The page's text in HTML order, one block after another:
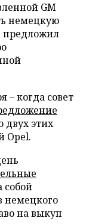
GM
немецкую
предложил
– когда совет
двух этих
Opel.
собой
немецкого
на выкуп